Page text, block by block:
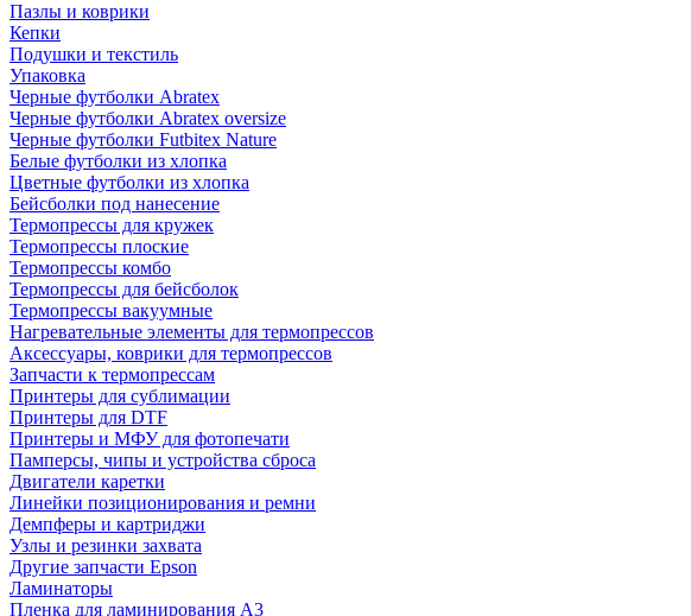
Пазлы и коврики
Кепки
Подушки и текстиль
Упаковка
Черные футболки Abratex
Черные футболки Abratex oversize
Черные футболки Futbitex Nature
Белые футболки из хлопка
Цветные футболки из хлопка
Бейсболки под нанесение
Термопрессы для кружек
Термопрессы плоские
Термопрессы комбо
Термопрессы для бейсболок
Термопрессы вакуумные
Нагревательные элементы для термопрессов
Аксессуары, коврики для термопрессов
Запчасти к термопрессам
Принтеры для сублимации
Принтеры для DTF
Принтеры и МФУ для фотопечати
Памперсы, чипы и устройства сброса
Двигатели каретки
Линейки позиционирования и ремни
Демпферы и картриджи
Узлы и резинки захвата
Другие запчасти Epson
Ламинаторы
Пленка для ламинирования А3